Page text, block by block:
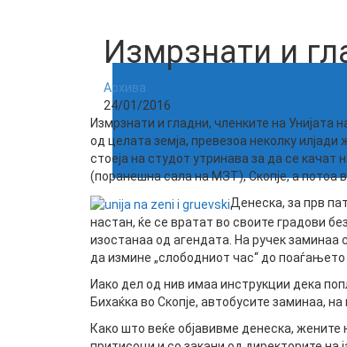
Измрзнати и
Архива
24/01/2016
Измрзнати и гладни, членките на
од целата земја, превезоа неколку
стоеја на студот утринава за да се качат
(поранешна сала на МЗТ), Скопје, а потоа
Денеска, за прв
настан, ќе се вратат во своите градови
изостанаа од агендата. На ручек
да измине „слободниот час“ до
Иако дел од нив имаа инструкции дека
Бихаќка во Скопје, автобусите заминаа,
Како што веќе објавивме денеска,